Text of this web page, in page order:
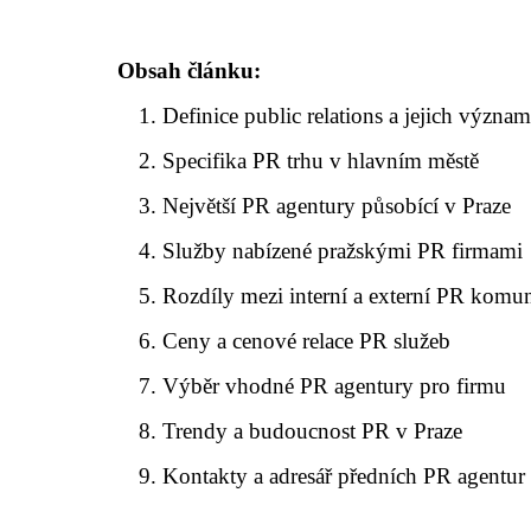
Obsah článku:
Definice public relations a jejich význam
Specifika PR trhu v hlavním městě
Největší PR agentury působící v Praze
Služby nabízené pražskými PR firmami
Rozdíly mezi interní a externí PR
Ceny a cenové relace PR služeb
Výběr vhodné PR agentury pro firmu
Trendy a budoucnost PR v Praze
Kontakty a adresář předních PR agentur